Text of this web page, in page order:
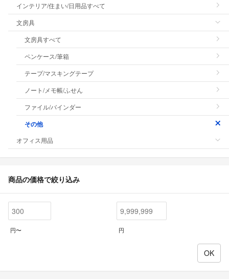
インテリア/住まい/日用品すべて
文房具
文房具すべて
ペンケース/筆箱
テープ/マスキングテープ
ノート/メモ帳/ふせん
ファイル/バインダー
その他
オフィス用品
商品の価格で絞り込み
円〜 円